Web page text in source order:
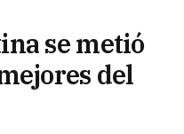
se metió
del